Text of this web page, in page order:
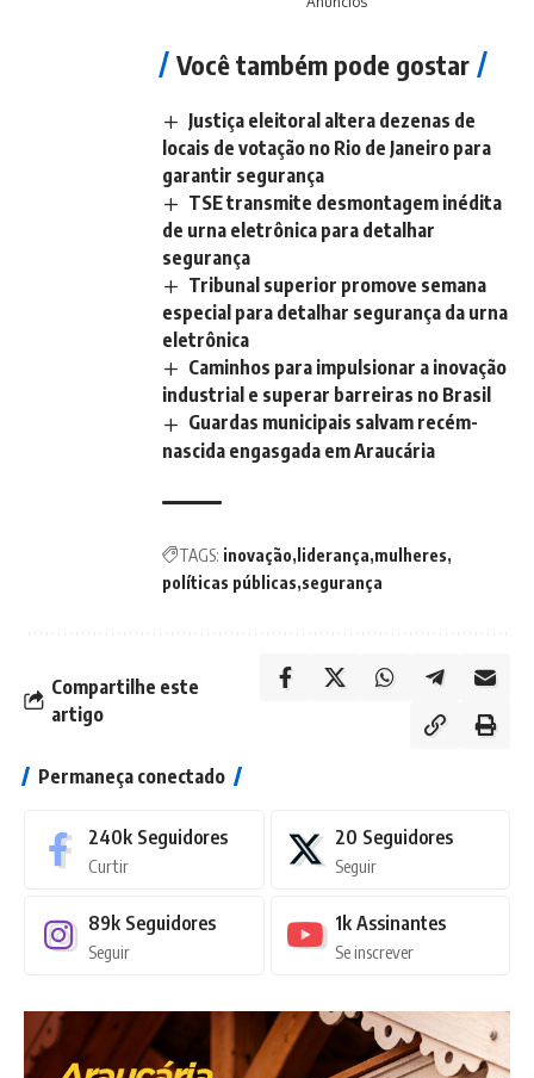
Você também pode gostar
Justiça eleitoral altera dezenas de
locais de votação no Rio de Janeiro para
garantir segurança
TSE transmite desmontagem inédita
de urna eletrônica para detalhar
segurança
Tribunal superior promove semana
especial para detalhar segurança da urna
eletrônica
Caminhos para impulsionar a inovação
industrial e superar barreiras no Brasil
Guardas municipais salvam recém-
nascida engasgada em Araucária
TAGS: inovação liderança mulheres
políticas públicas segurança
Compartilhe este
artigo
Permaneça conectado
240k Seguidores
Curtir
20 Seguidores
Seguir
89k Seguidores
Seguir
1k Assinantes
Se inscrever